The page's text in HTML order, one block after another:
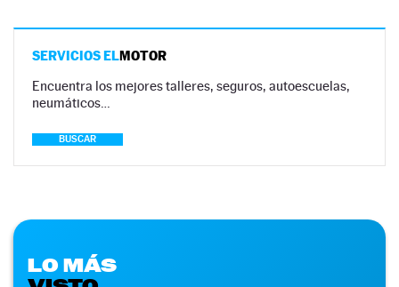
SERVICIOS ELMOTOR
Encuentra los mejores talleres, seguros, autoescuelas,
neumáticos…
BUSCAR
LO MÁS